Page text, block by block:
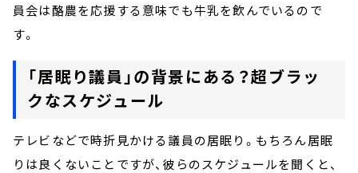
員会は酪農を応援する意味でも牛乳を飲んでいるので
す。
「居眠り議員」の背景にある？超ブラッ
クなスケジュール
テレビなどで時折見かける議員の居眠り。もちろん居眠
りは良くないことですが、彼らのスケジュールを聞くと、